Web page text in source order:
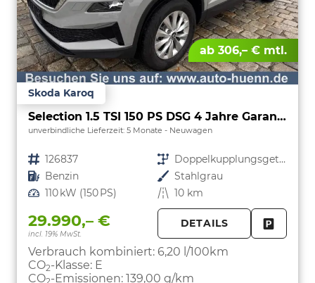
ab 306,– € mtl.
Skoda Karoq
Selection 1.5 TSI 150 PS DSG 4 Jahre Garantie-Anhängerkupplung-Keyless Start-AppleCarPlay-AndroidAuto-Sunset-Tempomat-2-Zonen-Klima-16''Alu
unverbindliche Lieferzeit: 5 Monate Neuwagen
Fahrzeugnr. 126837 Getriebe
Doppelkupplungsgetriebe (DSG)
Kraftstoff Benzin Außenfarbe Stahlgrau
Leistung 110 kW (150 PS) Kilometerstand 10 km
29.990,– €
incl. 19% MwSt.
DETAILS
Verbrauch kombiniert: 6,20 l/100km
CO2-Klasse: E
CO -Emissionen: 139,00 g/km